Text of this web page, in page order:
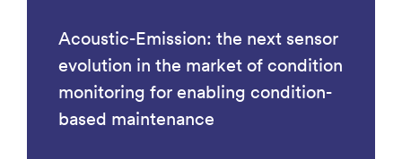
Acoustic-Emission: the next sensor
evolution in the market of condition
monitoring for enabling condition-
based maintenance